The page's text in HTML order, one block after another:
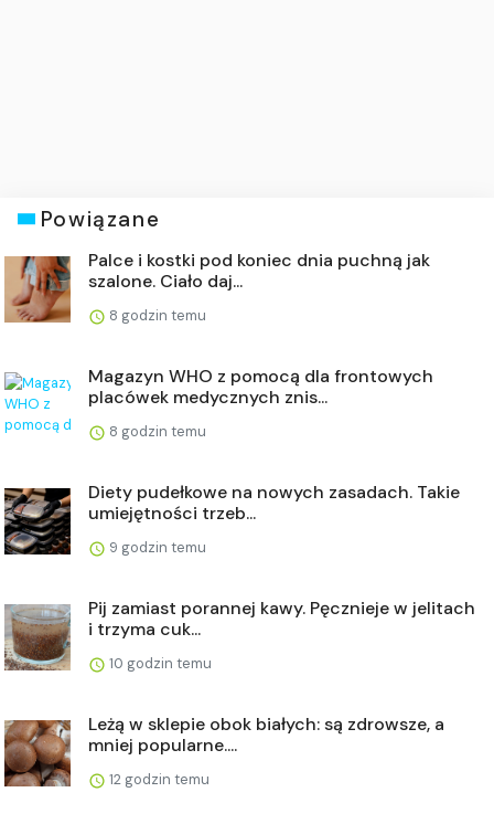
Powiązane
Palce i kostki pod koniec dnia puchną jak
szalone. Ciało daj...
8 godzin temu
Magazyn WHO z pomocą dla frontowych
placówek medycznych znis...
8 godzin temu
Diety pudełkowe na nowych zasadach. Takie
umiejętności trzeb...
9 godzin temu
Pij zamiast porannej kawy. Pęcznieje w jelitach
i trzyma cuk...
10 godzin temu
Leżą w sklepie obok białych: są zdrowsze, a
mniej popularne....
12 godzin temu